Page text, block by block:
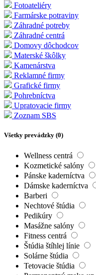
Fotoateliéry
Farmárske potraviny
Záhradné potreby
Záhradné centrá
Domovy dôchodcov
Materské škôlky
Kamenárstva
Reklamné firmy
Grafické firmy
Pohrebníctva
Upratovacie firmy
Zoznam SBS
Všetky prevádzky (0)
Wellness centrá
Kozmetické salóny
Pánske kaderníctva
Dámske kaderníctva
Barberi
Nechtové štúdia
Pedikúry
Masážne salóny
Fitness centrá
Štúdia štíhlej línie
Solárne štúdia
Tetovacie štúdia